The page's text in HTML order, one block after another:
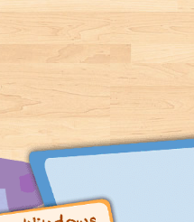
似的改變了所有人的
一生…… 【本書特
色】 特色１ 一個顱
面傷殘的男孩努力克
1,500 萬冊、翻譯超
過50種語言版本等多
項驚人成績。 特色
２ 透過不同角色的
要的自我認同與校園
可怎麼辦才好呢？今
滾滾豬要怎麼呼才能
辦法，也請繼續翻看
故事後面的漫畫，讓
咕狗來為你解答吧！